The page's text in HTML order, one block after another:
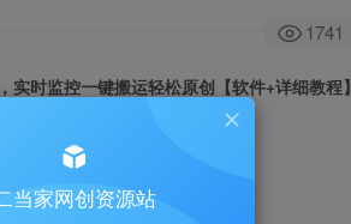
1741
实时监控一键搬运轻松原创【软件+详细教程】
当家网创资源站